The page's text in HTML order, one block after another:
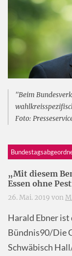
"Beim
Foto:
„Mit diesem
Essen ohne
26. Mai. 2019 von
Harald Ebner
Bündnis90/Die
Schwäbisch